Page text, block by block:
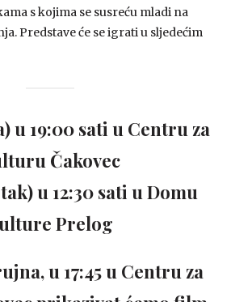
s kojima se susreću mladi na
Predstave će se igrati u sljedećim
u 19:00 sati u Centru za
Čakovec
u 12:30 sati u Domu
Prelog
u 17:45 u Centru za